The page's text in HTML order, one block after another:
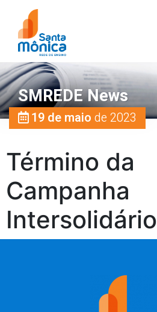
SMREDE News
19 de maio de 2023
Término da
Campanha
Intersolidário